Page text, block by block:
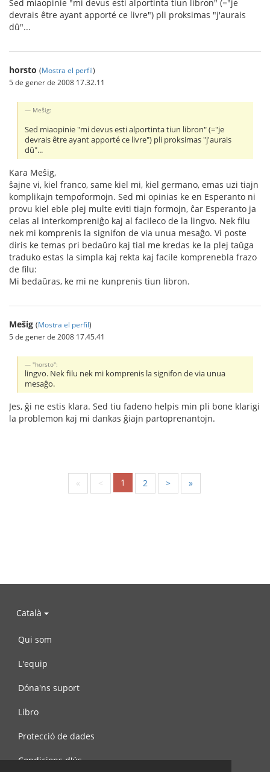
Sed miaopinie "mi devus esti alportinta tiun libron" (="je
devrais être ayant apporté ce livre") pli proksimas "j'aurais
dû"...
horsto (Mostra el perfil)
5 de gener de 2008 17.32.11
Meŝig:
Sed miaopinie "mi devus esti alportinta tiun libron" (="je
devrais être ayant apporté ce livre") pli proksimas "j'aurais
dû"...
Kara Meŝig,
ŝajne vi, kiel franco, same kiel mi, kiel germano, emas uzi tiajn
komplikajn tempoformojn. Sed mi opinias ke en Esperanto ni
provu kiel eble plej multe eviti tiajn formojn, ĉar Esperanto ja
celas al interkompreniĝo kaj al facileco de la lingvo. Nek filu
nek mi komprenis la signifon de via unua mesaĝo. Vi poste
diris ke temas pri bedaŭro kaj tial me kredas ke la plej taŭga
traduko estas la simpla kaj rekta kaj facile komprenebla frazo
de filu:
Mi bedaŭras, ke mi ne kunprenis tiun libron.
Meŝig (Mostra el perfil)
5 de gener de 2008 17.45.41
"horsto":
lingvo. Nek filu nek mi komprenis la signifon de via unua
mesaĝo.
Jes, ĝi ne estis klara. Sed tiu fadeno helpis min pli bone klarigi
la problemon kaj mi dankas ĝiajn partoprenantojn.
« < 1 2 > »
Català
Qui som
L'equip
Dóna'ns suport
Libro
Protecció de dades
Condicions d'ús